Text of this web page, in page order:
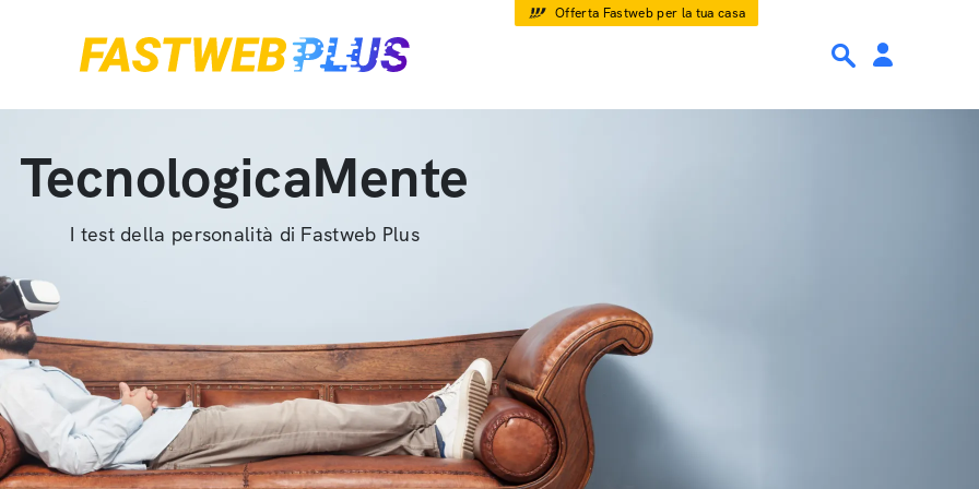
Offerta Fastweb per la tua casa
TecnologicaMente
I test della personalità di Fastweb Plus